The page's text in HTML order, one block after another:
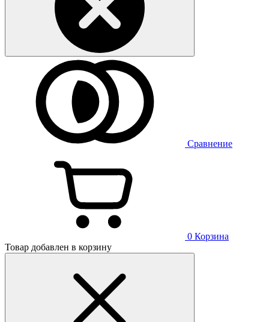
Сравнение
0 Корзина
Товар добавлен в корзину